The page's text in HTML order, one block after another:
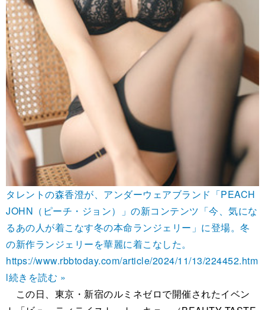
タレントの森香澄が、アンダーウェアブランド「PEACH
JOHN（ピーチ・ジョン）」の新コンテンツ「今、気にな
るあの人が着こなす冬の本命ランジェリー」に登場。冬
の新作ランジェリーを華麗に着こなした。
https://www.rbbtoday.com/article/2024/11/13/224452.htm
l続きを読む »
この日、東京・新宿のルミネゼロで開催されたイベン